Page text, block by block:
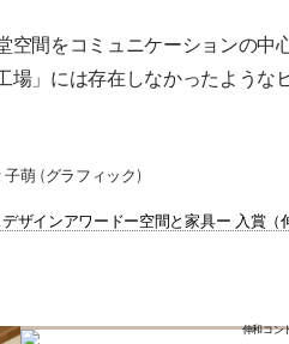
空間をコミュニケーションの中
場」には存在しなかったような
萌 (グラフィック)
ザインアワードー空間と家具ー 入賞（